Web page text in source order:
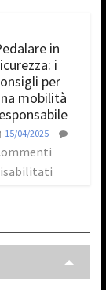
in
i
per
mobilità
15/04/2025